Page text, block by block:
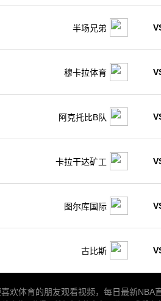
半场兄弟
穆卡拉体育
阿克托比B队
卡拉干达矿工
图尔库国际
古比斯
欢体育的朋友观看视频，每日最新NBA